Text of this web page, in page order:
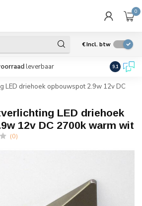
0
€Incl. btw
leverbaar Wij
9.1
LED driehoek opbouwspot 2.9w 12v DC
LED driehoek
12v DC 2700k warm wit
(0)